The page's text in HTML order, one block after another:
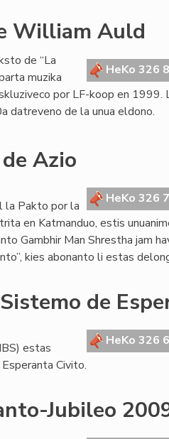
William Auld
HeKo 326
de “La
muzika
por LF-koop en 1999.
datreveno de la unua eldono.
Azio
HeKo 326
la Pakto por la
en Katmanduo, estis
Gambhir Man Shrestha jam
kies abonanto li estas
de
HeKo 326
estas
Civito.
Jubileo